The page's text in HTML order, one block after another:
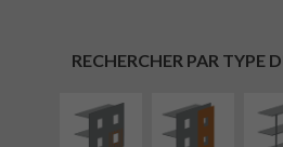
RECHERCHER PAR TYPE
EXTÉRIEURE